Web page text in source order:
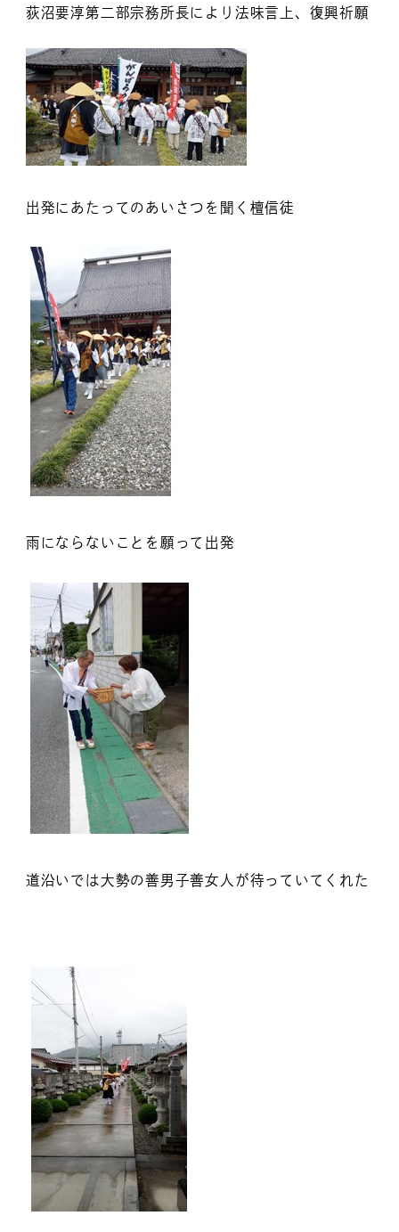
荻沼要淳第二部宗務所長により法味言上、復興祈願
出発にあたってのあいさつを聞く檀信徒
雨にならないことを願って出発
道沿いでは大勢の善男子善女人が待っていてくれた